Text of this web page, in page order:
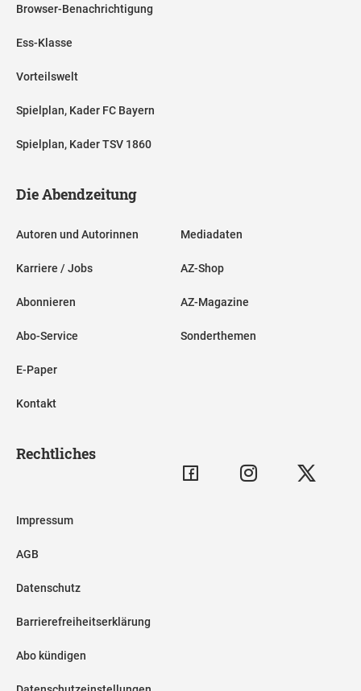
Browser-Benachrichtigung
Ess-Klasse
Vorteilswelt
Spielplan, Kader FC Bayern
Spielplan, Kader TSV 1860
Die Abendzeitung
Autoren und Autorinnen
Karriere / Jobs
Abonnieren
Abo-Service
E-Paper
Kontakt
Mediadaten
AZ-Shop
AZ-Magazine
Sonderthemen
Rechtliches
Impressum
AGB
Datenschutz
Barrierefreiheitserklärung
Abo kündigen